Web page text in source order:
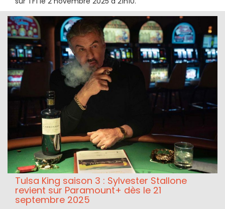
Tulsa King saison 3 : Sylvester Stallone
revient sur Paramount+ dès le 21
septembre 2025